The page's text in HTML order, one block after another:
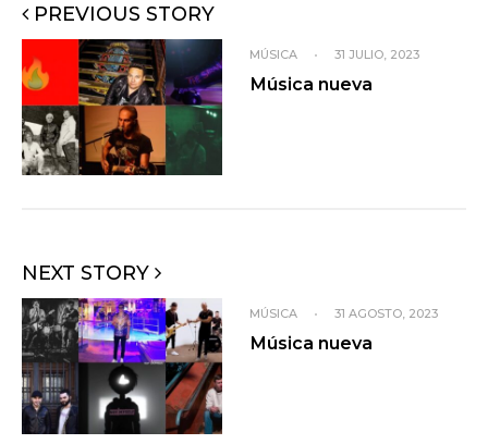
PREVIOUS STORY
MÚSICA • 31 JULIO, 2023
Música nueva
NEXT STORY
MÚSICA • 31 AGOSTO, 2023
Música nueva